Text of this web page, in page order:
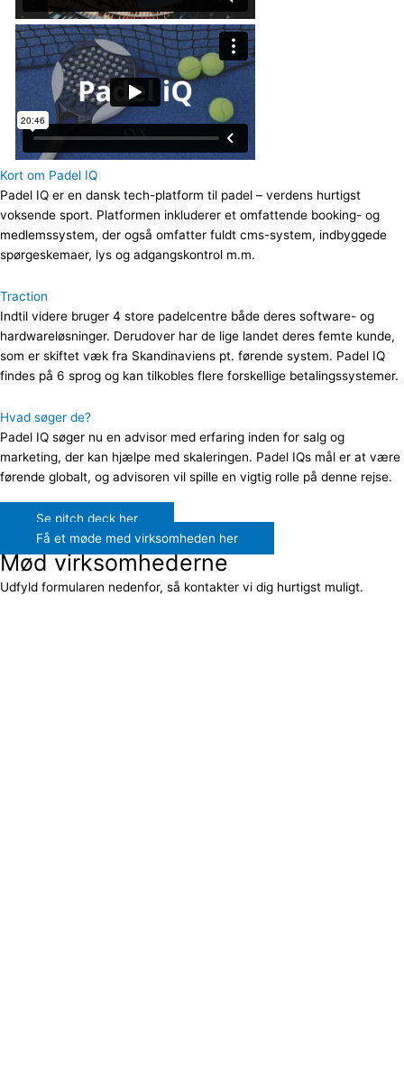
Kort om Padel IQ
Padel IQ er en dansk tech-platform til padel – verdens hurtigst
voksende sport. Platformen inkluderer et omfattende booking- og
medlemssystem, der også omfatter fuldt cms-system, indbyggede
spørgeskemaer, lys og adgangskontrol m.m.
Traction
Indtil videre bruger 4 store padelcentre både deres software- og
hardwareløsninger. Derudover har de lige landet deres femte kunde,
som er skiftet væk fra Skandinaviens pt. førende system. Padel IQ
findes på 6 sprog og kan tilkobles flere forskellige betalingssystemer.
Hvad søger de?
Padel IQ søger nu en advisor med erfaring inden for salg og
marketing, der kan hjælpe med skaleringen. Padel IQs mål er at være
førende globalt, og advisoren vil spille en vigtig rolle på denne rejse.
Se pitch deck her
Få et møde med virksomheden her
Mød virksomhederne
Udfyld formularen nedenfor, så kontakter vi dig hurtigst muligt.